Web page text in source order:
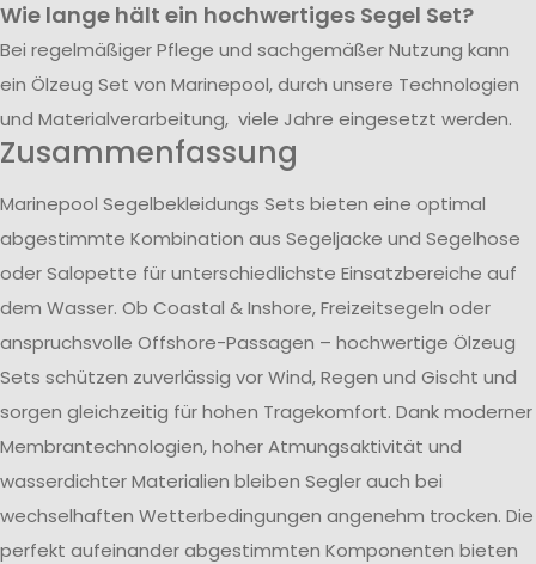
Wie lange hält ein hochwertiges Segel Set?
Bei regelmäßiger Pflege und sachgemäßer Nutzung kann
ein Ölzeug Set von Marinepool, durch unsere Technologien
und Materialverarbeitung, viele Jahre eingesetzt werden.
Zusammenfassung
Marinepool Segelbekleidungs Sets bieten eine optimal
abgestimmte Kombination aus Segeljacke und Segelhose
oder Salopette für unterschiedlichste Einsatzbereiche auf
dem Wasser. Ob Coastal & Inshore, Freizeitsegeln oder
anspruchsvolle Offshore-Passagen – hochwertige Ölzeug
Sets schützen zuverlässig vor Wind, Regen und Gischt und
sorgen gleichzeitig für hohen Tragekomfort. Dank moderner
Membrantechnologien, hoher Atmungsaktivität und
wasserdichter Materialien bleiben Segler auch bei
wechselhaften Wetterbedingungen angenehm trocken. Die
perfekt aufeinander abgestimmten Komponenten bieten